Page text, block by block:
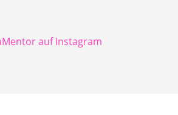
auf Instagram